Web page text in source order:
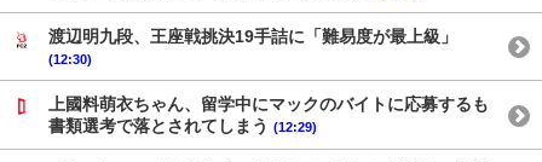
渡辺明九段、王座戦挑決19手詰に「難易度が最上級」
(12:30)
上國料萌衣ちゃん、留学中にマックのバイトに応募するも
書類選考で落とされてしまう (12:29)